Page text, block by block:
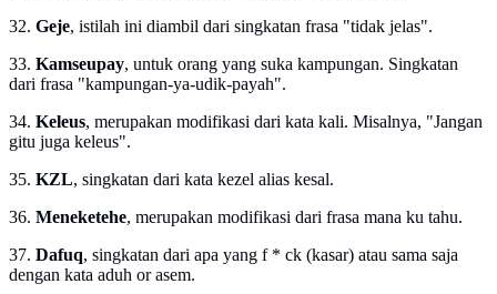
32. Geje, istilah ini diambil dari singkatan frasa "tidak jelas".
33. Kamseupay, untuk orang yang suka kampungan. Singkatan
dari frasa "kampungan-ya-udik-payah".
34. Keleus, merupakan modifikasi dari kata kali. Misalnya, "Jangan
gitu juga keleus".
35. KZL, singkatan dari kata kezel alias kesal.
36. Meneketehe, merupakan modifikasi dari frasa mana ku tahu.
37. Dafuq, singkatan dari apa yang f * ck (kasar) atau sama saja
dengan kata aduh or asem.